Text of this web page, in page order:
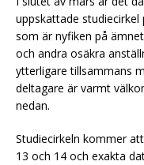
uppskattade
som är nyfiken på
och andra osäkra
ytterligare tillsammans
deltagare är varmt
nedan.
Studiecirkeln kommer
13 och 14 och exakta